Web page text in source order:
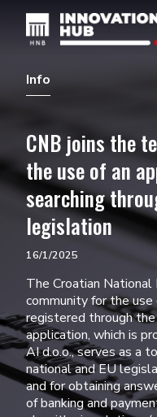
Info
CNB joins the
the use of an
searching
legislation
16/1/2025
The Croatian
community for the
registered through
application, which is
AI d.o.o., serves as a
national and EU
and for obtaining
of banking and